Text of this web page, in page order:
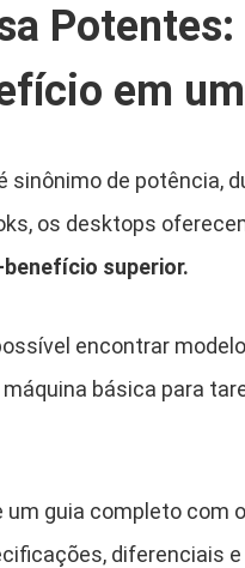
em
sinônimo de potência,
os desktops
superior.
encontrar
básica para
um guia completo com
diferenciais